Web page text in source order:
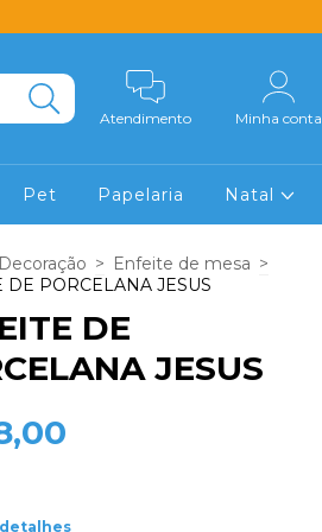
Atendimento Minha conta
Pet Papelaria Natal
Decoração > Enfeite de mesa >
DE PORCELANA JESUS
DE
JESUS